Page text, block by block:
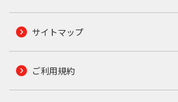
サイトマップ
ご利用規約